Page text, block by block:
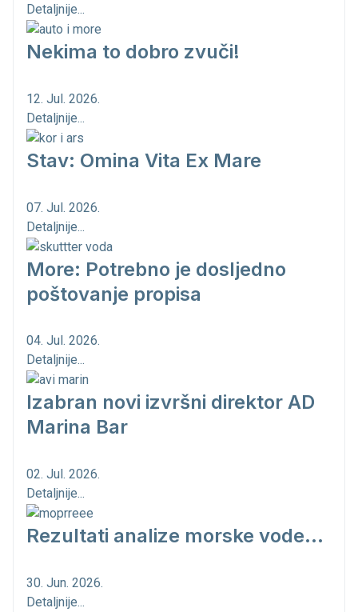
Detaljnije...
Nekima to dobro zvuči!
12. Jul. 2026.
Detaljnije...
Stav: Omina Vita Ex Mare
07. Jul. 2026.
Detaljnije...
More: Potrebno je dosljedno
poštovanje propisa
04. Jul. 2026.
Detaljnije...
Izabran novi izvršni direktor AD
Marina Bar
02. Jul. 2026.
Detaljnije...
Rezultati analize morske vode...
30. Jun. 2026.
Detaljnije...